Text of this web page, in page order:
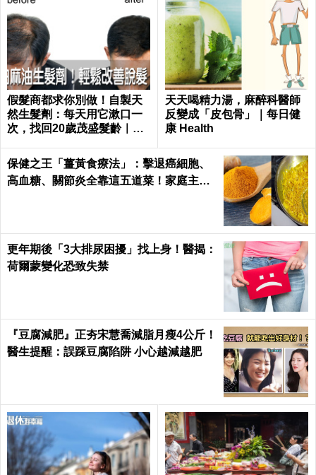
假髮商都求你別做！自製天
然生髮劑：每天用它漱口一
次，找回20歲茂盛髮齡｜每
天天喝精力湯，麻醉科醫師
反變成「皮包骨」｜每日健
康 Health
保健之王「薑黃食療法」：擊退癌細胞、
高血糖、關節炎全靠這五道菜！家庭主婦
更年期後「3大排尿困擾」找上身！醫揭：
荷爾蒙變化恐致失禁
『豆腐減肥』正夯宋慧喬減脂月瘦4公斤！
醫生提醒：誤踩豆腐陷阱 小心越減越肥